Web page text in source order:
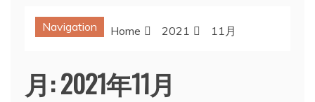
Navigation Home 2021 11月
月:2021年11月